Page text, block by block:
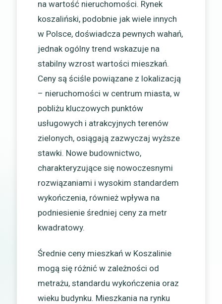
na wartość nieruchomości. Rynek
koszaliński, podobnie jak wiele innych
w Polsce, doświadcza pewnych wahań,
jednak ogólny trend wskazuje na
stabilny wzrost wartości mieszkań.
Ceny są ściśle powiązane z lokalizacją
– nieruchomości w centrum miasta, w
pobliżu kluczowych punktów
usługowych i atrakcyjnych terenów
zielonych, osiągają zazwyczaj wyższe
stawki. Nowe budownictwo,
charakteryzujące się nowoczesnymi
rozwiązaniami i wysokim standardem
wykończenia, również wpływa na
podniesienie średniej ceny za metr
kwadratowy.
Średnie ceny mieszkań w Koszalinie
mogą się różnić w zależności od
metrażu, standardu wykończenia oraz
wieku budynku. Mieszkania na rynku